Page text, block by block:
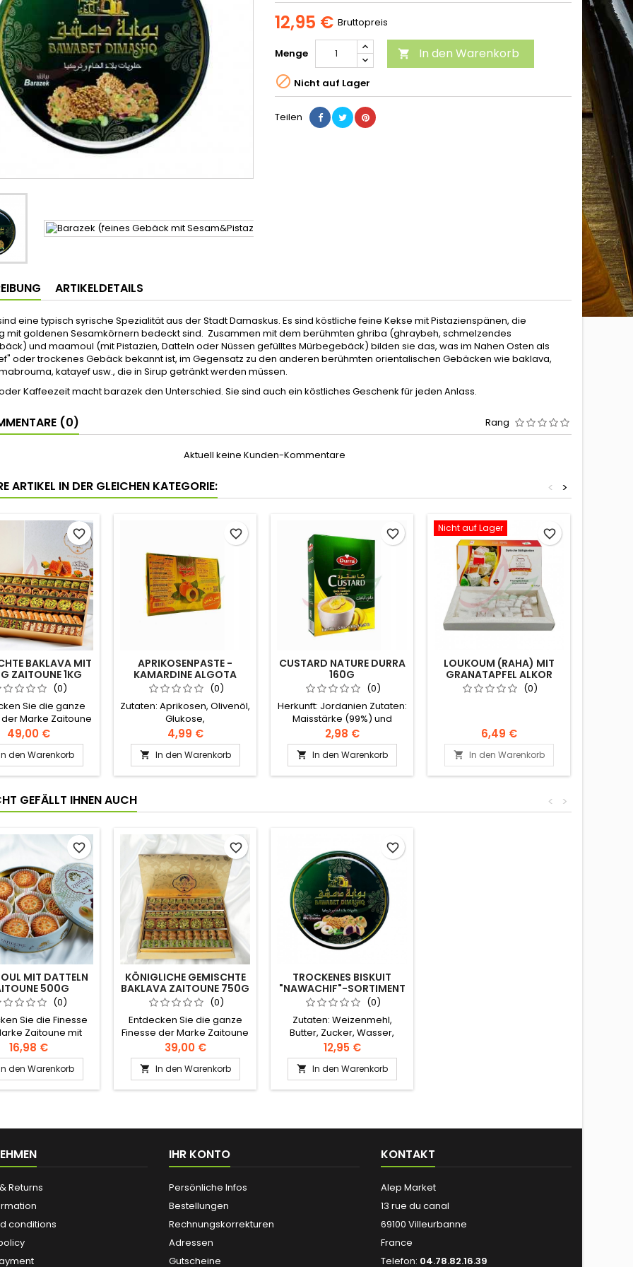
12,95 € Bruttopreis
Menge  In den Warenkorb
 Nicht auf Lager
Teilen
ARTIKELDETAILS
eine typisch syrische Spezialität aus der Stadt Damaskus. Es sind köstliche feine Kekse mit Pistazienspänen, die
mit goldenen Sesamkörnern bedeckt sind. Zusammen mit dem berühmten ghriba (ghraybeh, schmelzendes
und maamoul (mit Pistazien, Datteln oder Nüssen gefülltes Mürbegebäck) bilden sie das, was im Nahen Osten als
oder trockenes Gebäck bekannt ist, im Gegensatz zu den anderen berühmten orientalischen Gebäcken wie baklava,
katayef usw., die in Sirup getränkt werden müssen.
Kaffeezeit macht barazek den Unterschied. Sie sind auch ein köstliches Geschenk für jeden Anlass.
(0) Rang
Aktuell keine Kunden-Kommentare
ARTIKEL IN DER GLEICHEN KATEGORIE: >
<
BAKLAVA MIT
ZAITOUNE 1KG
(0)
Sie die ganze
der Marke Zaitoune
erhabenen
Mischung aus
Butterschmalz,
und großzügig
Zutaten:
Cashewnüsse,
Butter, Stärke.
Levantiner-
49,00 €
den Warenkorb
favorite_border
APRIKOSENPASTE -
KAMARDINE ALGOTA
400G
(0)
Zutaten: Aprikosen, Olivenöl,
Glukose,
Konservierungsmittel
4,99 €
 In den Warenkorb
favorite_border
CUSTARD NATURE DURRA
160G
(0)
Herkunft: Jordanien Zutaten:
Maisstärke (99%) und
weniger als 1%: Maltodextrin,
Dextrose, natürliche und
künstliche Aromen,
Gummiarabikum,
2,98 €
 In den Warenkorb
favorite_border Nicht auf Lager
LOUKOUM (RAHA) MIT
GRANATAPFEL ALKOR
400G
(0)
6,49 €
 In den Warenkorb
favorite_border
GEFÄLLT IHNEN AUCH >
<
MIT DATTELN
500G
(0)
Sie die Finesse
Zaitoune mit
köstlichen,
gefüllt mit
Dattelpaste.
Rezept
16,98 €
den Warenkorb
favorite_border
KÖNIGLICHE GEMISCHTE
BAKLAVA ZAITOUNE 750G
(0)
Entdecken Sie die ganze
Finesse der Marke Zaitoune
mit dieser erhabenen
Mischung aus reinem
Butterschmalz-Baklava,
großzügig garniert mit
levantinisches Rezept
39,00 €
 In den Warenkorb
favorite_border
TROCKENES BISKUIT
"NAWACHIF"-SORTIMENT
BAWABET DIMASHQ
400G
(0)
Zutaten: Weizenmehl,
Butter, Zucker, Wasser,
Sauerteig, Datteln, Sesam,
Pistazien Authentisches
Levantiner Rezept
12,95 €
 In den Warenkorb
favorite_border
Returns
conditions
IHR KONTO
Persönliche Infos
Bestellungen
Rechnungskorrekturen
Adressen
Gutscheine
KONTAKT
Alep Market
13 rue du canal
69100 Villeurbanne
France
Telefon: 04.78.82.16.39